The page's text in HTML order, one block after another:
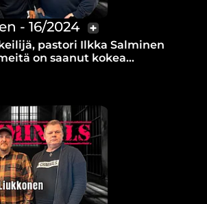
- 16/2024
pastori Ilkka Salminen
on saanut kokea
Ugandan vankien parissa.